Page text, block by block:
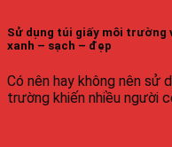
Sử dụng túi giấy môi trường
xanh – sạch – đẹp
Có nên hay không nên sử
trường khiến nhiều người